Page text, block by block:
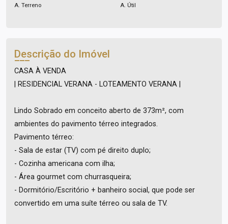
A. Terreno A. Útil
Descrição do Imóvel
CASA À VENDA
| RESIDENCIAL VERANA - LOTEAMENTO VERANA |
Lindo Sobrado em conceito aberto de 373m², com
ambientes do pavimento térreo integrados.
Pavimento térreo:
- Sala de estar (TV) com pé direito duplo;
- Cozinha americana com ilha;
- Área gourmet com churrasqueira;
- Dormitório/Escritório + banheiro social, que pode ser
convertido em uma suíte térreo ou sala de TV.